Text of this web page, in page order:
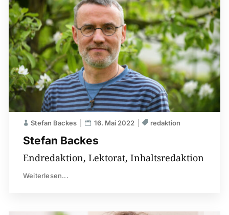
Stefan Backes
Stefan Backes 16. Mai 2022 redaktion
Endredaktion, Lektorat, Inhaltsredaktion
Weiterlesen...